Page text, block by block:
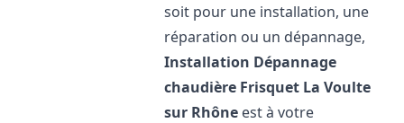
soit pour une installation, une
réparation ou un dépannage,
Installation Dépannage
chaudière Frisquet La Voulte
sur Rhône est à votre